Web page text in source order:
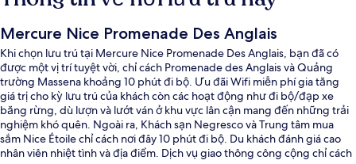
Mercure Nice Promenade Des Anglais
Khi chọn lưu trú tại Mercure Nice Promenade Des Anglais, bạn đã có
được một vị trí tuyệt vời, chỉ cách Promenade des Anglais và Quảng
trường Massena khoảng 10 phút đi bộ. Ưu đãi Wifi miễn phí gia tăng
giá trị cho kỳ lưu trú của khách còn các hoạt động như đi bộ/đạp xe
băng rừng, dù lượn và lướt ván ở khu vực lân cận mang đến những trải
nghiệm khó quên. Ngoài ra, Khách sạn Negresco và Trung tâm mua
sắm Nice Étoile chỉ cách nơi đây 10 phút đi bộ. Du khách đánh giá cao
nhân viên nhiệt tình và địa điểm. Dịch vụ giao thông công cộng chỉ cách